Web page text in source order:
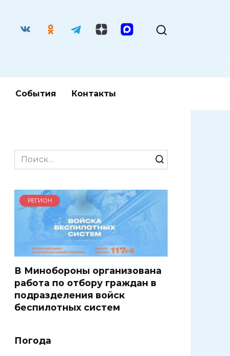
События Контакты
Search
for:
РЕГИОН
В Минобороны организована
работа по отбору граждан в
подразделения войск
беспилотных систем
Погода